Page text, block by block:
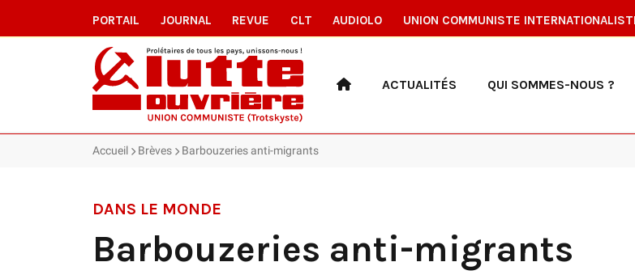
PORTAIL JOURNAL REVUE CLT AUDIOLO UNION COMMUNISTE
ACTUALITÉS QUI SOMMES-NOUS ?
Accueil Brèves Barbouzeries anti-migrants
DANS LE MONDE
Barbouzeries anti-migrants